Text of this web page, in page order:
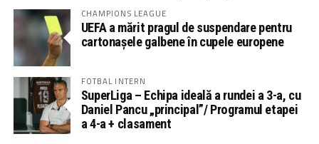
CHAMPIONS LEAGUE
UEFA a mărit pragul de suspendare pentru
cartonașele galbene în cupele europene
FOTBAL INTERN
SuperLiga – Echipa ideală a rundei a 3-a, cu
Daniel Pancu „principal”/ Programul etapei
a 4-a + clasament